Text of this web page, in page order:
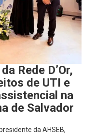
Rede D’Or,
de UTI e
na
de Salvador
da AHSEB,